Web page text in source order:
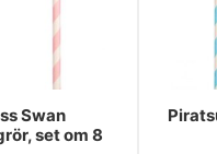
Swan
set om 8